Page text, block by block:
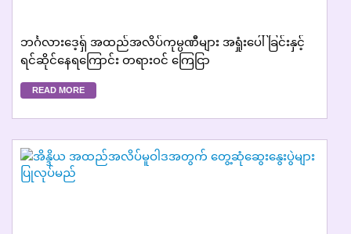
ဘင်္ဂလားဒေ့ရှ် အထည်အလိပ်ကုမ္ပဏီများ အရှုံးပေါ်ခြင်းနှင့်
ရင်ဆိုင်နေရကြောင်း တရားဝင် ကြေငြာ
READ MORE